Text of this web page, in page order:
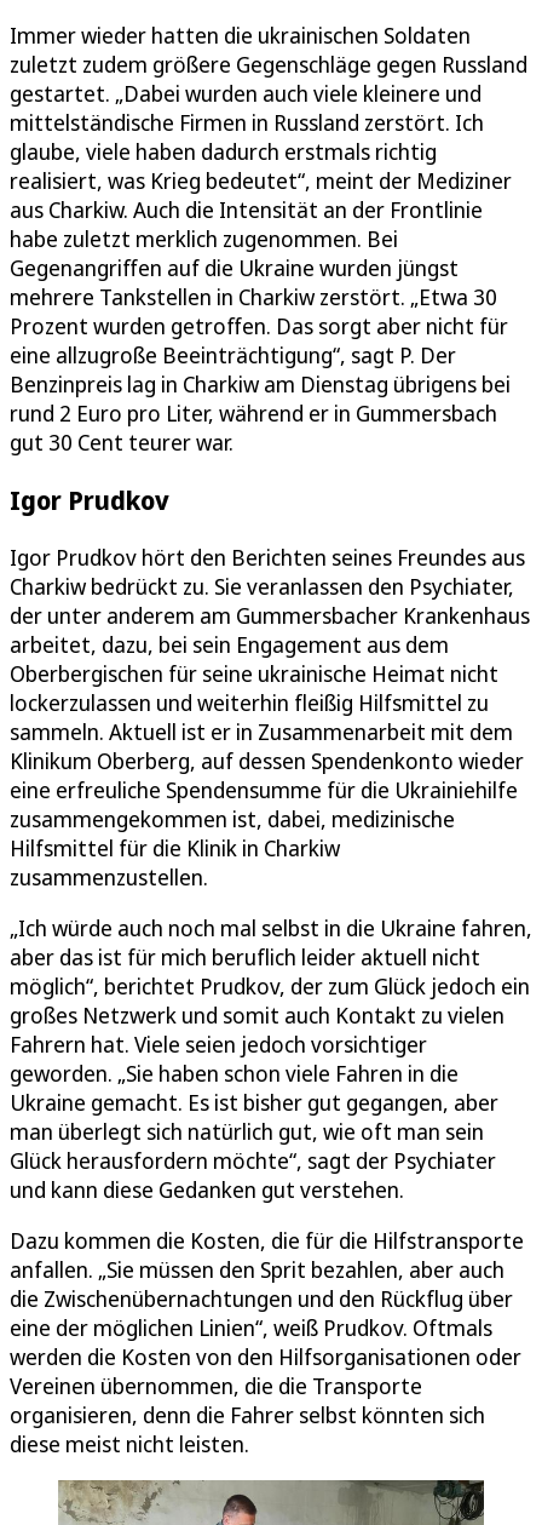
Immer wieder hatten die ukrainischen Soldaten
zuletzt zudem größere Gegenschläge gegen Russland
gestartet. „Dabei wurden auch viele kleinere und
mittelständische Firmen in Russland zerstört. Ich
glaube, viele haben dadurch erstmals richtig
realisiert, was Krieg bedeutet“, meint der Mediziner
aus Charkiw. Auch die Intensität an der Frontlinie
habe zuletzt merklich zugenommen. Bei
Gegenangriffen auf die Ukraine wurden jüngst
mehrere Tankstellen in Charkiw zerstört. „Etwa 30
Prozent wurden getroffen. Das sorgt aber nicht für
eine allzugroße Beeinträchtigung“, sagt P. Der
Benzinpreis lag in Charkiw am Dienstag übrigens bei
rund 2 Euro pro Liter, während er in Gummersbach
gut 30 Cent teurer war.
Igor Prudkov
Igor Prudkov hört den Berichten seines Freundes aus
Charkiw bedrückt zu. Sie veranlassen den Psychiater,
der unter anderem am Gummersbacher Krankenhaus
arbeitet, dazu, bei sein Engagement aus dem
Oberbergischen für seine ukrainische Heimat nicht
lockerzulassen und weiterhin fleißig Hilfsmittel zu
sammeln. Aktuell ist er in Zusammenarbeit mit dem
Klinikum Oberberg, auf dessen Spendenkonto wieder
eine erfreuliche Spendensumme für die Ukrainiehilfe
zusammengekommen ist, dabei, medizinische
Hilfsmittel für die Klinik in Charkiw
zusammenzustellen.
„Ich würde auch noch mal selbst in die Ukraine fahren,
aber das ist für mich beruflich leider aktuell nicht
möglich“, berichtet Prudkov, der zum Glück jedoch ein
großes Netzwerk und somit auch Kontakt zu vielen
Fahrern hat. Viele seien jedoch vorsichtiger
geworden. „Sie haben schon viele Fahren in die
Ukraine gemacht. Es ist bisher gut gegangen, aber
man überlegt sich natürlich gut, wie oft man sein
Glück herausfordern möchte“, sagt der Psychiater
und kann diese Gedanken gut verstehen.
Dazu kommen die Kosten, die für die Hilfstransporte
anfallen. „Sie müssen den Sprit bezahlen, aber auch
die Zwischenübernachtungen und den Rückflug über
eine der möglichen Linien“, weiß Prudkov. Oftmals
werden die Kosten von den Hilfsorganisationen oder
Vereinen übernommen, die die Transporte
organisieren, denn die Fahrer selbst könnten sich
diese meist nicht leisten.